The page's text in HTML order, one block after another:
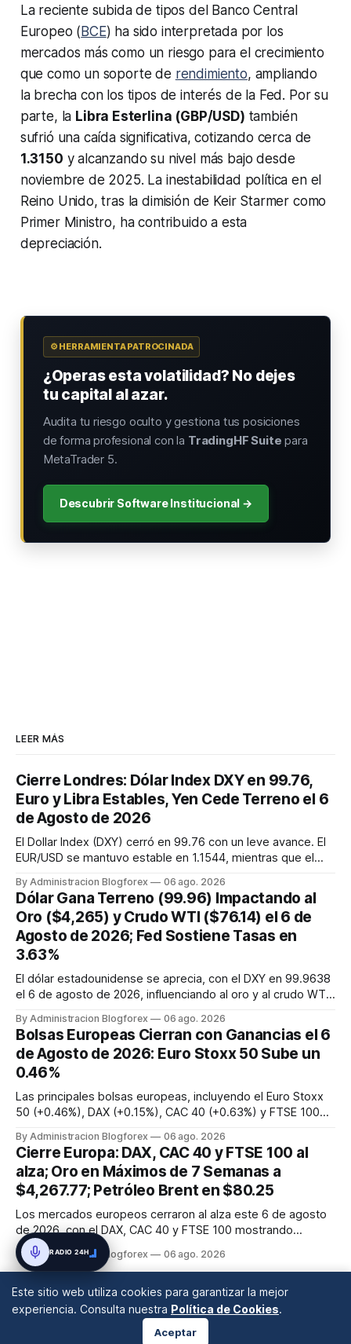
La reciente subida de tipos del Banco Central
Europeo ( BCE) ha sido interpretada por los
mercados más como un riesgo para el crecimiento
que como un soporte de rendimiento, ampliando
la brecha con los tipos de interés de la Fed. Por su
parte, la Libra Esterlina (GBP/USD) también
sufrió una caída significativa, cotizando cerca de
1.3150 y alcanzando su nivel más bajo desde
noviembre de 2025. La inestabilidad política en el
Reino Unido, tras la dimisión de Keir Starmer como
Primer Ministro, ha contribuido a esta
depreciación.
⚙️ HERRAMIENTA PATROCINADA
¿Operas esta volatilidad? No dejes
tu capital al azar.
Audita tu riesgo oculto y gestiona tus posiciones
de forma profesional con la TradingHF Suite para
MetaTrader 5.
Descubrir Software Institucional →
LEER MÁS
Cierre Londres: Dólar Index DXY en 99.76,
Euro y Libra Estables, Yen Cede Terreno el 6
de Agosto de 2026
El Dollar Index (DXY) cerró en 99.76 con un leve avance. El
EUR/USD se mantuvo estable en 1.1544, mientras que el
a 157.88, cediendo parte de sus ganancias tras las
intervenciones. Los mercados siguen atentos al acuerdo
sobre Ormuz y dato...
By Administracion Blogforex 06 ago. 2026
Dólar Gana Terreno (99.96) Impactando al
Oro ($4,265) y Crudo WTI ($76.14) el 6 de
Agosto de 2026; Fed Sostiene Tasas en
3.63%
El dólar estadounidense se aprecia, con el DXY en 99.9638
el 6 de agosto de 2026, influenciando al oro y al crudo WTI.
expectativas de política de la Fed, mientras que el crudo
WTI se sitúa en $76.14, afectado por la geopolítica. La Fed
mant...
By Administracion Blogforex 06 ago. 2026
Bolsas Europeas Cierran con Ganancias el 6
de Agosto de 2026: Euro Stoxx 50 Sube un
0.46%
Las principales bolsas europeas, incluyendo el Euro Stoxx
50 (+0.46%), DAX (+0.15%), CAC 40 (+0.63%) y FTSE 100
ganancias, impulsadas por los resultados corporativos y las
perspectivas económicas.
By Administracion Blogforex 06 ago. 2026
Cierre Europa: DAX, CAC 40 y FTSE 100 al
alza; Oro en Máximos de 7 Semanas a
$4,267.77; Petróleo Brent en $80.25
Los mercados europeos cerraron al alza este 6 de agosto
de 2026, con el DAX, CAC 40 y FTSE 100 mostrando
ganancias o aperturas firmes. El optimismo por un posible
acuerdo en el Estrecho de Ormuz y los buenos resultados
$4,267.77 por onza,...
By Administracion Blogforex 06 ago. 2026
Este sitio web utiliza cookies para garantizar la mejor
experiencia. Consulta nuestra Política de Cookies.
Aceptar
RADIO 24H